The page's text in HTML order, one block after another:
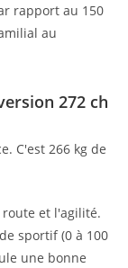
rapport au 150
au
272 ch
C'est 266 kg de
et l'agilité.
sportif (0 à 100
une bonne